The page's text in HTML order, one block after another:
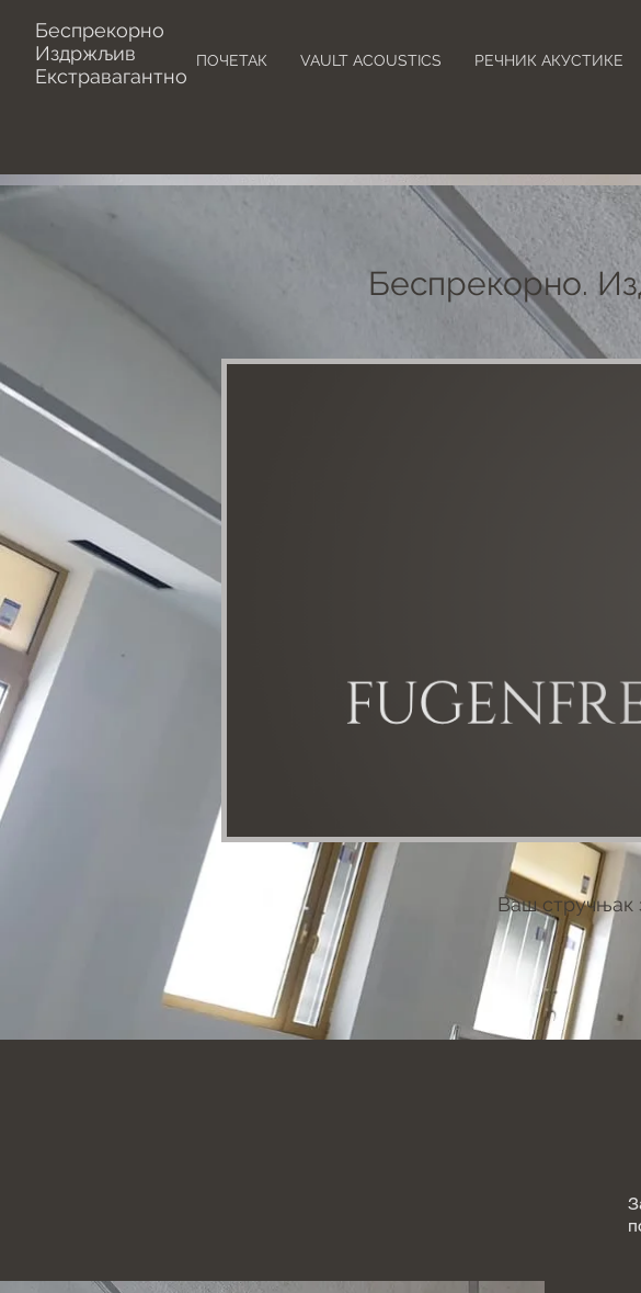
Беспрекорно
Издржљив
Екстравагантно
ПОЧЕТАК VAULT ACOUSTICS РЕЧНИК АКУСТИКЕ
Беспрекорно.
Ваш стручњак